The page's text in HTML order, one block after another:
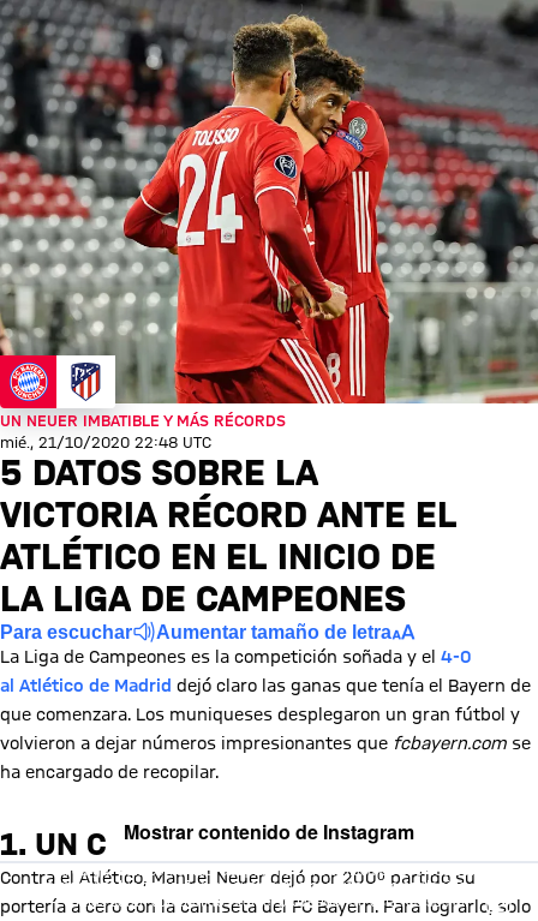
UN NEUER IMBATIBLE Y MÁS RÉCORDS
mié., 21/10/2020 22:48 UTC
5 DATOS SOBRE LA
VICTORIA RÉCORD ANTE EL
ATLÉTICO EN EL INICIO DE
LA LIGA DE CAMPEONES
Para escuchar Aumentar tamaño de letra
La Liga de Campeones es la competición soñada y el 4-0
al Atlético de Madrid dejó claro las ganas que tenía el Bayern de
que comenzara. Los muniqueses desplegaron un gran fútbol y
volvieron a dejar números impresionantes que fcbayern.com se
ha encargado de recopilar.
1. UN CASI IMBATIBLE NEUER
Mostrar contenido de Instagram
Al cargar este contenido, aceptas nuestra política de cookies para
almacenar tus datos. Ten en cuenta que al cargar este contenido, tus
datos serán compartidos con el proveedor de esta red social.
Contra el Atlético, Manuel Neuer dejó por 200º partido su
portería a cero con la camiseta del FC Bayern. Para lograrlo, solo